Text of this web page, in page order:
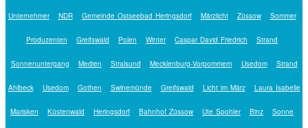
Unternehmer NDR Gemeinde Ostseebad Heringsdorf Märzlicht Züssow Sommer
Produzenten Greifswald Polen Winter Caspar David Friedrich Strand
Sonnenuntergang Medien Stralsund Mecklenburg-Vorpommern Usedom Strand
Ahlbeck Usedom Gothen Swinemünde Greifswald Licht im März Laura Isabelle
Marisken Küstenwald Heringsdorf Bahnhof Züssow Ute Spohler Binz Sonne